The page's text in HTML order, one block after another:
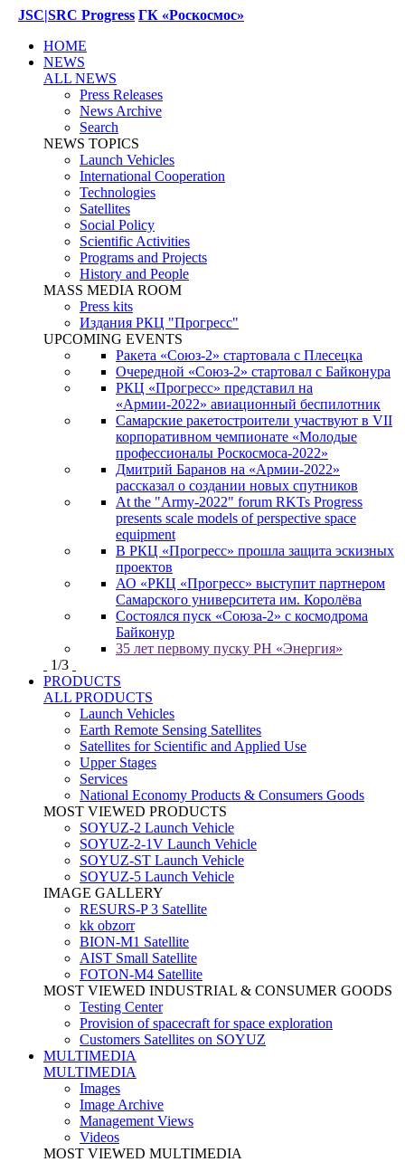
JSC|SRC Progress ГК «Роскосмос»
HOME
NEWS
ALL NEWS
Press Releases
News Archive
Search
NEWS TOPICS
Launch Vehicles
International Cooperation
Technologies
Satellites
Social Policy
Scientific Activities
Programs and Projects
History and People
MASS MEDIA ROOM
Press kits
Издания РКЦ "Прогресс"
UPCOMING EVENTS
Ракета «Союз-2» стартовала с Плесецка
Очередной «Союз-2» стартовал с Байконура
РКЦ «Прогресс» представил на
«Армии-2022» авиационный беспилотник
Самарские ракетостроители участвуют в VII
корпоративном чемпионате «Молодые
профессионалы Роскосмоса-2022»
Дмитрий Баранов на «Армии-2022»
рассказал о создании новых спутников
At the "Army-2022" forum RKTs Progress
presents scale models of perspective space
equipment
В РКЦ «Прогресс» прошла защита эскизных
проектов
АО «РКЦ «Прогресс» выступит партнером
Самарского университета им. Королёва
Состоялся пуск «Союза-2» с космодрома
Байконур
35 лет первому пуску РН «Энергия»
1/3
PRODUCTS
ALL PRODUCTS
Launch Vehicles
Earth Remote Sensing Satellites
Satellites for Scientific and Applied Use
Upper Stages
Services
National Economy Products & Consumers Goods
MOST VIEWED PRODUCTS
SOYUZ-2 Launch Vehicle
SOYUZ-2-1V Launch Vehicle
SOYUZ-ST Launch Vehicle
SOYUZ-5 Launch Vehicle
IMAGE GALLERY
RESURS-P 3 Satellite
kk obzorr
BION-M1 Satellite
AIST Small Satellite
FOTON-M4 Satellite
MOST VIEWED INDUSTRIAL & CONSUMER GOODS
Testing Center
Provision of spacecraft for space exploration
Customers Satellites on SOYUZ
MULTIMEDIA
MULTIMEDIA
Images
Image Archive
Management Views
Videos
MOST VIEWED MULTIMEDIA